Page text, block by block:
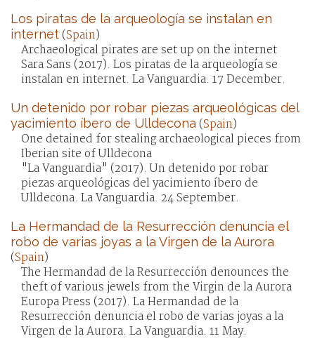
Los piratas de la arqueología se instalan en
internet(Spain)
Archaeological pirates are set up on the internet
Sara Sans (2017). Los piratas de la arqueología se
instalan en internet. La Vanguardia. 17 December.
Un detenido por robar piezas arqueológicas del
yacimiento íbero de Ulldecona (Spain)
One detained for stealing archaeological pieces from
Iberian site of Ulldecona
"La Vanguardia" (2017). Un detenido por robar
piezas arqueológicas del yacimiento íbero de
Ulldecona. La Vanguardia. 24 September.
La Hermandad de la Resurrección denuncia el
robo de varias joyas a la Virgen de la Aurora
(Spain)
The Hermandad de la Resurrección denounces the
theft of various jewels from the Virgin de la Aurora
Europa Press (2017). La Hermandad de la
Resurrección denuncia el robo de varias joyas a la
Virgen de la Aurora. La Vanguardia. 11 May.